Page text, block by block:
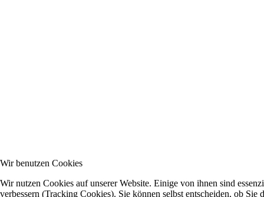
Wir benutzen Cookies
Wir nutzen Cookies auf unserer Website. Einige von ihnen sind
verbessern (Tracking Cookies). Sie können selbst entscheiden, ob